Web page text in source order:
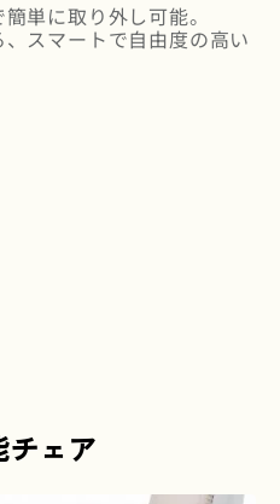
単に取り外し可能。
スマートで自由度の高い
チェア